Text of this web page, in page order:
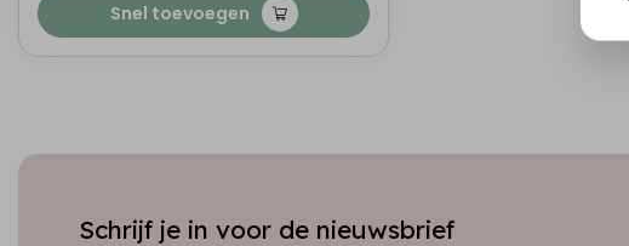
Snel toevoegen
Schrijf je in voor de nieuwsbrief